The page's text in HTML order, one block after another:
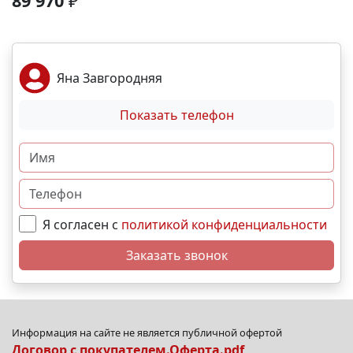
подземный паркинг. Локация и инфраструктура:
2 мин На машине: ✈ Аэропорт – 2 часа. 🏖 Море и
пляж – 10 мин. 🏙 Центр города – 30 мин. 🌁
Крымский мост – 4:30 мин. Выгодные условия
покупки: • Беспроцентная рассрочка от
застройщика; • Семейная, военная,IT- ипотека; •
Материнский капитал; • Дистанционная покупка. 📞
Свяжитесь с нами прямо сейчас и мы подберем
лучший вариант именно для Вас. N11475
Яна Завгородняя
Показать телефон
Я согласен с политикой конфиденциальности
Заказать звонок
Информация на сайте не является публичной офертой